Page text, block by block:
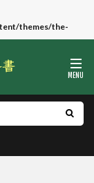
themes/the-